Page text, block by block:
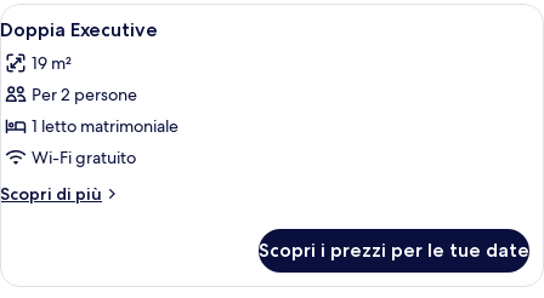
Apri
tutte
le
foto
per
Doppia
Executive
Una camera d'albergo con un letto,
4
Doppia Executive
19 m²
Per 2 persone
1 letto matrimoniale
Wi-Fi gratuito
Scopri di più
Altri
Executive
Scopri i prezzi per le tue date